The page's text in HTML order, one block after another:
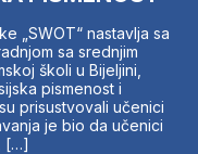
„SWOT“ nastavlja sa
sa srednjim
školi u Bijeljini,
pismenost i
prisustvovali učenici
je bio da učenici
[…]